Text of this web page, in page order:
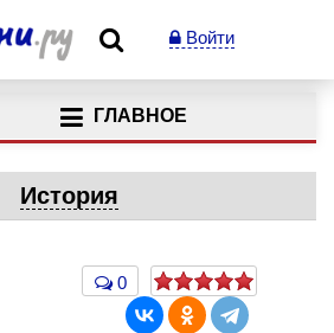
Войти
ГЛАВНОЕ
История
0